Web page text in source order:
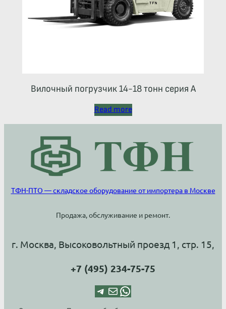
Вилочный погрузчик 14-18 тонн серия А
Read more
ТФН-ПТО — складское оборудование от импортера в Москве
Продажа, обслуживание и ремонт.
г. Москва, Высоковольтный проезд 1, стр. 15,
+7 (495) 234-75-75
Telegram Почта WhatsApp